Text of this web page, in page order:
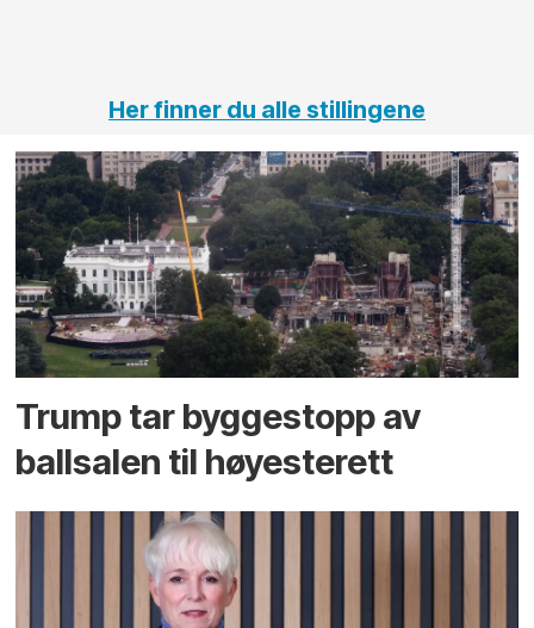
Her finner du alle stillingene
Trump tar byggestopp av
ballsalen til høyesterett